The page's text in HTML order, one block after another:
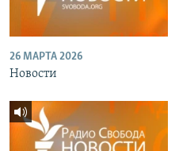
26 МАРТА 2026
Новости